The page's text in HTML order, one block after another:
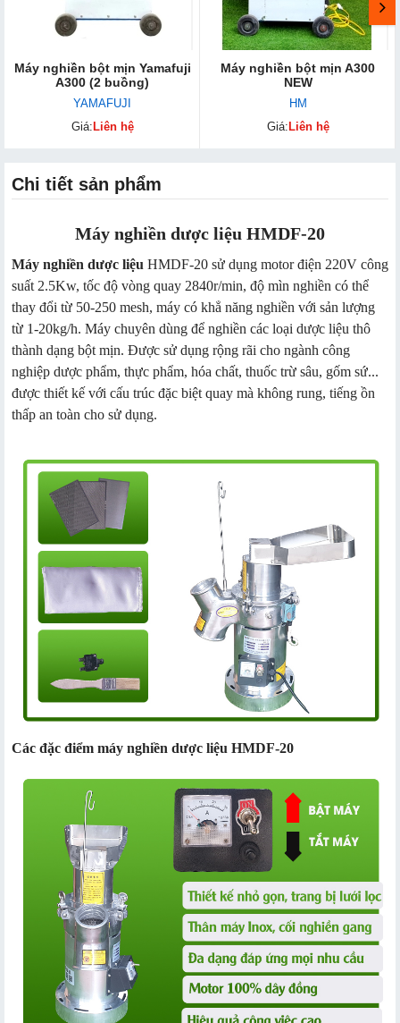
Máy nghiền bột mịn Yamafuji
A300 (2 buồng)
YAMAFUJI
Giá: Liên hệ
Máy nghiền bột mịn A300
NEW
HM
Giá: Liên hệ
Chi tiết sản phẩm
Máy nghiền dược liệu HMDF-20
Máy nghiền dược liệu HMDF-20 sử dụng motor điện 220V công
suất 2.5Kw, tốc độ vòng quay 2840r/min, độ mìn nghiền có thể
thay đổi từ 50-250 mesh, máy có khẳ năng nghiền với sản lượng
từ 1-20kg/h. Máy chuyên dùng để nghiền các loại dược liệu thô
thành dạng bột mịn. Được sử dụng rộng rãi cho ngành công
nghiệp dược phẩm, thực phẩm, hóa chất, thuốc trừ sâu, gốm sứ...
được thiết kế với cấu trúc đặc biệt quay mà không rung, tiếng ồn
thấp an toàn cho sử dụng.
Các đặc điểm máy nghiền dược liệu HMDF-20